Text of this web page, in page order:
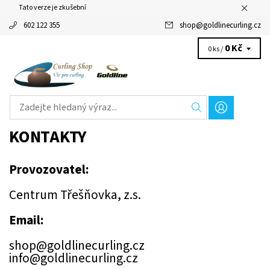
Tato verze je zkušební
602 122 355 shop@goldlinecurling.cz
0 ks / 0 Kč
KONTAKTY
Provozovatel:
Centrum Třešňovka, z.s.
Email:
shop@goldlinecurling.cz
info@goldlinecurling.cz